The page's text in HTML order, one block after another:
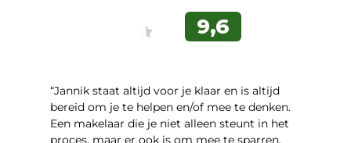
“Jannik staat altijd voor je klaar en is altijd
bereid om je te helpen en/of mee te denken.
Een makelaar die je niet alleen steunt in het
proces, maar er ook is om mee te sparren.